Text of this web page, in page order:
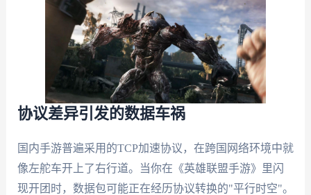
协议差异引发的数据车祸
国内手游普遍采用的TCP加速协议，在跨国网络环境中就
像左舵车开上了右行道。当你在《英雄联盟手游》里闪
现开团时，数据包可能正在经历协议转换的"平行时空"。